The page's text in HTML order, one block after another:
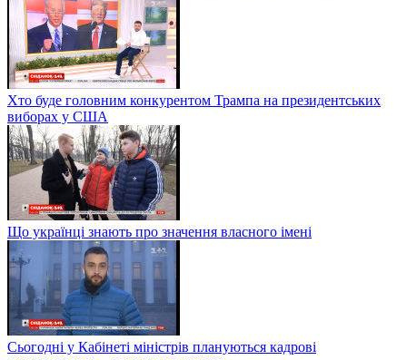
Хто буде головним конкурентом Трампа на президентських
виборах у США
Що українці знають про значення власного імені
Сьогодні у Кабінеті міністрів плануються кадрові